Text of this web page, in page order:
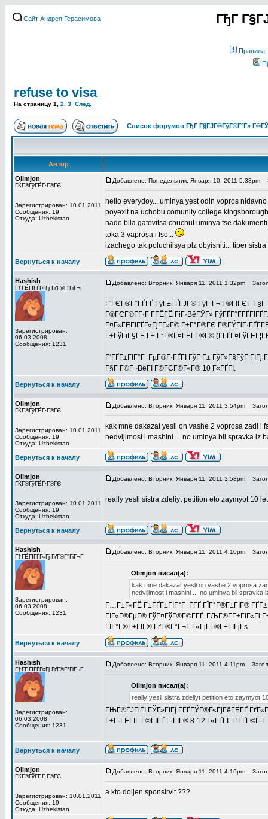
Сайт Андрея Герасимова ГђГ
Правила
refuse to visa
На страницу 1 2 3 След.
Список форумов ГђГ Г§ГЈГ®ГўГ®Г°Г»
Автор
Olimjon
ГЌГ®ГўГЁГ·Г®ГЄ
Зарегистрирован: 10.01.2011
Сообщения: 19
Откуда: Uzbekistan
Добавлено: Понедельник, Января 10, 2011 5:38pm
hello everydoy... uminya yest odin vopros
poyexit na uchobu comunity college
nado bila gatovitsa chuchut uminya fse
toka 3 vaprosa i fso...
izachego tak poluchilsya plz obyisniti... tiper
Вернуться к началу
Hashish
Г†ГЁГІГҐГ«Гј ГґГ®Г°ГіГ¬Г
Зарегистрирован:
06.03.2008
Сообщения: 1231
Добавлено: Вторник, Января 11, 2011 1:32pm
Г‘ГЄГ®Г°ГҐГҐ ГўГ±ГҐГЈГ® ГўГ Г¬ Г®ГІГЄГ
Г®ГЄГ®Г­Г·Г Г­ГЁГЁ ГіГ·ВёГЎГ»
Г¤Г«ГЁГІГҐГ«ГјГ­Г»Г© Г±Г°Г®ГЄ
Г±ГўГїГ§ГЁ Г± Г°Г®Г¤ГЁГ­Г®Г©
Г‘ГҐГ±ГІГ°Г ГµГ®Г·ГҐГІ ГўГ Г± ГўГ»Г§ГўГ
Г§Г Г©Г¬ВёГІ Г®ГЄГ®Г«Г® 10 Г«ГҐГІ.
Вернуться к началу
Olimjon
ГЌГ®ГўГЁГ·Г®ГЄ
Зарегистрирован: 10.01.2011
Сообщения: 19
Откуда: Uzbekistan
Добавлено: Вторник, Января 11, 2011 3:54pm
kak mne dakazat yesli on vashe 2 voprosa zadl i
nedvijimost i mashini ... no uminya bil spravka iz
Вернуться к началу
Olimjon
ГЌГ®ГўГЁГ·Г®ГЄ
Зарегистрирован: 10.01.2011
Сообщения: 19
Откуда: Uzbekistan
Добавлено: Вторник, Января 11, 2011 3:58pm
really yesli sistra zdeliyt petition eto zaymyot 10
Вернуться к началу
Hashish
Г†ГЁГІГҐГ«Гј ГґГ®Г°ГіГ¬Г
Зарегистрирован:
06.03.2008
Сообщения: 1231
Добавлено: Вторник, Января 11, 2011 4:10pm
Olimjon писал(а):
kak mne dakazat yesli on vashe 2 voprosa
nedvijimost i mashini ... no uminya bil
Г…Г±Г«ГЁ Г±ГҐГ±ГІГ°Г Г­ГҐ ГЇГ°Г®Г±ГІГ®
ГЇГ«Г®ГµГ® ГўГ¤ГўГ®Г©Г­ГҐ. ГЉГ®Г­Г±ГіГ«Гі
ГЇГ°Г®Г±ГІГ® ГґГ®Г°Г¬Г Г«ГјГ­Г®Г±ГІГјГѕ.
Вернуться к началу
Hashish
Г†ГЁГІГҐГ«Гј ГґГ®Г°ГіГ¬Г
Зарегистрирован:
06.03.2008
Сообщения: 1231
Добавлено: Вторник, Января 11, 2011 4:11pm
Olimjon писал(а):
really yesli sistra zdeliyt petition eto zaymyot
ГЊГ®ГЈГіГІ ГЎГ»ГІГј Г­ГҐГЎГ®Г«ГјГёГЁГҐ
Г±Г·ГЁГІГ Г©ГІГҐ Г·ГІГ® 8-12 Г«ГҐГІ.
Вернуться к началу
Olimjon
ГЌГ®ГўГЁГ·Г®ГЄ
Зарегистрирован: 10.01.2011
Сообщения: 19
Откуда: Uzbekistan
Добавлено: Вторник, Января 11, 2011 4:16pm
a kto doljen sponsirvit ???